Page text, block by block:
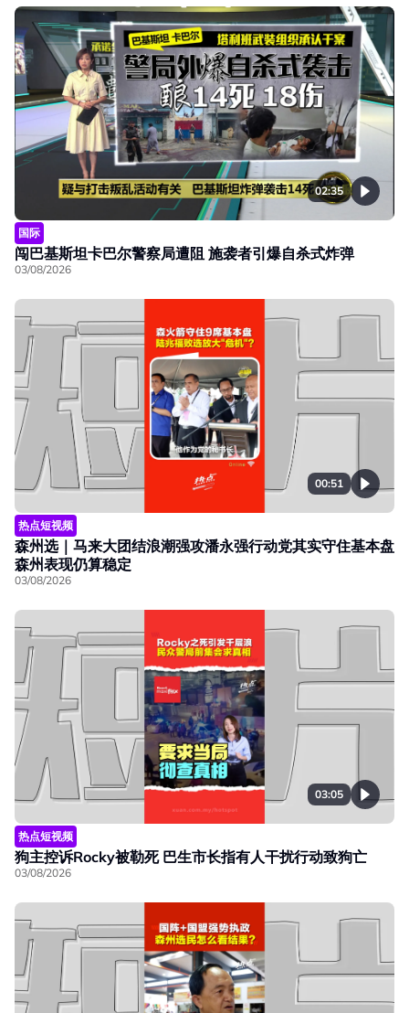
02:35
国际
闯巴基斯坦卡巴尔警察局遭阻 施袭者引爆自杀式炸弹
03/08/2026
00:51
热点短视频
森州选｜马来大团结浪潮强攻潘永强行动党其实守住基本盘
森州表现仍算稳定
03/08/2026
03:05
热点短视频
狗主控诉Rocky被勒死 巴生市长指有人干扰行动致狗亡
03/08/2026